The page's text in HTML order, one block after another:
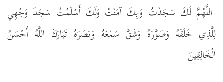
اللَّهُمَّ لَكَ سَجَدْتُ وَبِكَ آمَنْتُ وَلَكَ أَسْلَمْتُ سَجَدَ وَجْهِي
لِلَّذِي خَلَقَهُ وَصَوَّرَهُ وَشَقَّ سَمْعَهُ وَبَصَرَهُ تَبَارَكَ اللَّهُ أَحْسَنُ
الْخَالِقِينَ